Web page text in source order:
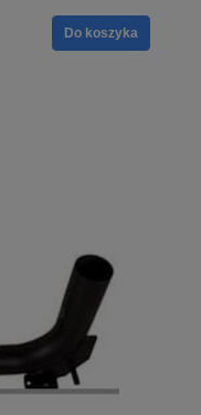
Do koszyka